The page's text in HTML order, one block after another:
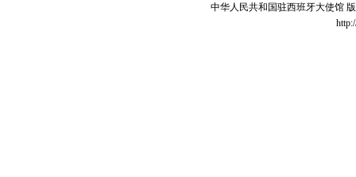
中华人民共和国驻西班牙大使馆